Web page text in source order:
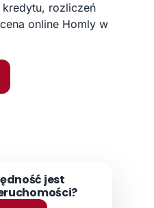
rozliczeń
online Homly w
jest